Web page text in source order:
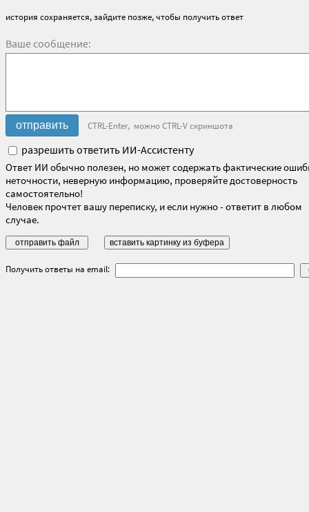
история сохраняется, зайдите позже, чтобы получить ответ
Ваше сообщение:
CTRL-Enter, можно CTRL-V скриншота
разрешить ответить ИИ-Ассистенту
Ответ ИИ обычно полезен, но может содержать фактические
неточности, неверную информацию, проверяйте достоверность
самостоятельно!
Человек прочтет вашу переписку, и если нужно - ответит в любом
случае.
Получить ответы на email: